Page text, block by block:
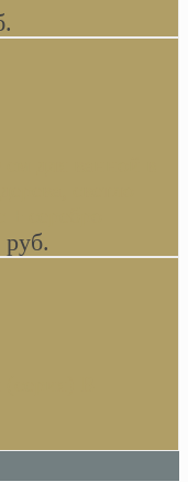
светло
серебро
руб.
В